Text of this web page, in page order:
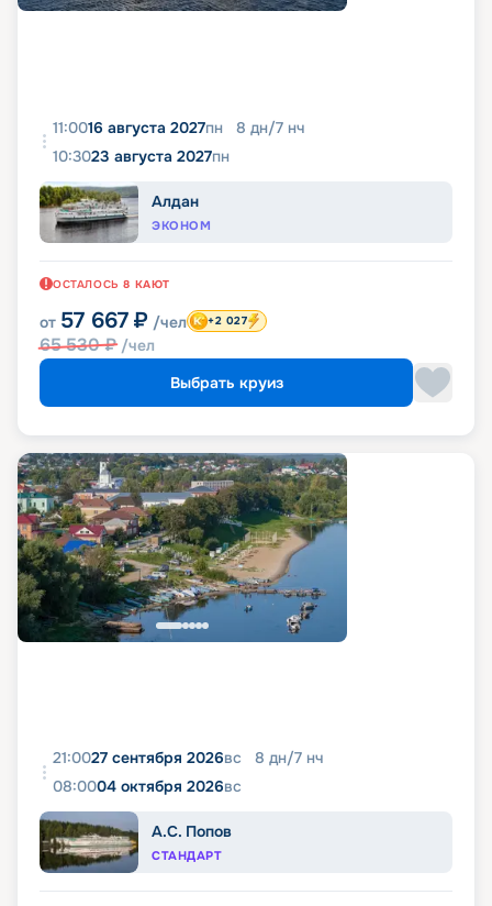
11:0016 августа 2027пн 8 дн/7 нч
10:3023 августа 2027пн
Алдан
ЭКОНОМ
ОСТАЛОСЬ 8 КАЮТ
от 57 667 ₽ /чел
65 530₽ /чел
+2 027
Выбрать круиз
21:0027 сентября 2026вс 8 дн/7 нч
08:0004 октября 2026вс
А.С. Попов
СТАНДАРТ